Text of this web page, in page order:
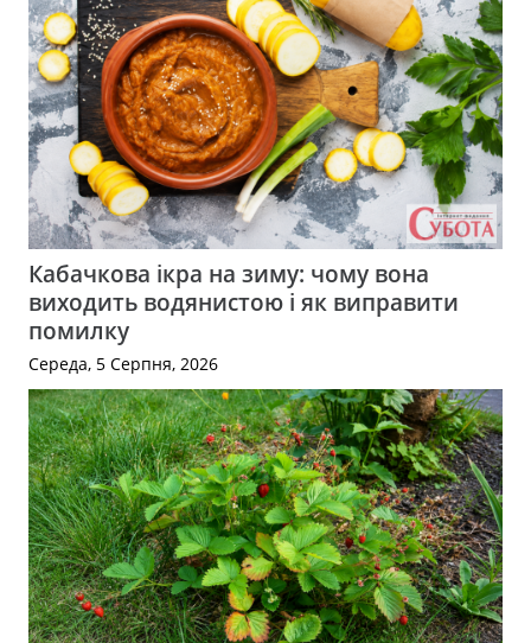
Кабачкова ікра на зиму: чому вона
виходить водянистою і як виправити
помилку
Середа, 5 Серпня, 2026